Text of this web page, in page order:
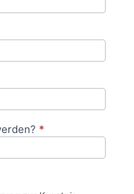
*